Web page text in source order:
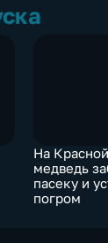
На
медведь
пасеку и
погром